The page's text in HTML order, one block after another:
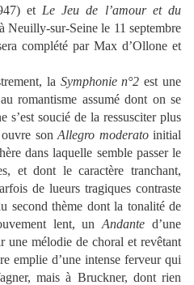
et Le Jeu de l’amour et du
Neuilly-sur-Seine le 11 septembre
complété par Max d’Ollone et
la Symphonie n°2 est une
romantisme assumé dont on se
s’est soucié de la ressusciter plus
son Allegro moderatoinitial
dans laquelle semble passer le
et dont le caractère tranchant,
de lueurs tragiques contraste
second thème dont la tonalité de
lent, unAndante d’une
une mélodie de choral et revêtant
emplie d’une intense ferveur qui
mais à Bruckner, dont rien